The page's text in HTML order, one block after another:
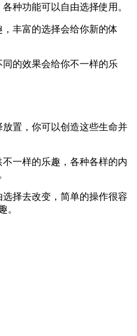
种功能可以自由选择使用。
丰富的选择会给你新的体
的效果会给你不一样的乐
置，你可以创造这些生命并
一样的乐趣，各种各样的内
择去改变，简单的操作很容
。